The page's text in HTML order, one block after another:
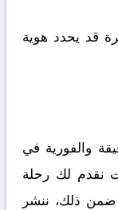
قد يحدد هوية
والفورية في
نقدم لك رحلة
ضمن ذلك، ننشر